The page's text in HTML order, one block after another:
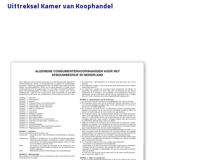
Uittreksel Kamer van Koophandel